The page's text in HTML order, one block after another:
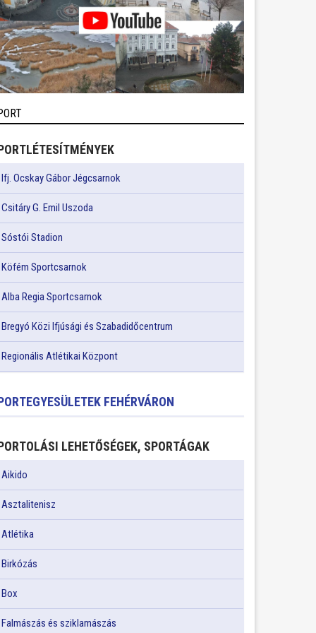
Ifj. Ocskay Gábor Jégcsarnok
Csitáry G. Emil Uszoda
Sóstói Stadion
Köfém Sportcsarnok
Alba Regia Sportcsarnok
Bregyó Közi Ifjúsági és Szabadidőcentrum
Regionális Atlétikai Központ
FEHÉRVÁRON
LEHETŐSÉGEK, SPORTÁGAK
Aikido
Asztalitenisz
Atlétika
Birkózás
Box
Falmászás és sziklamászás